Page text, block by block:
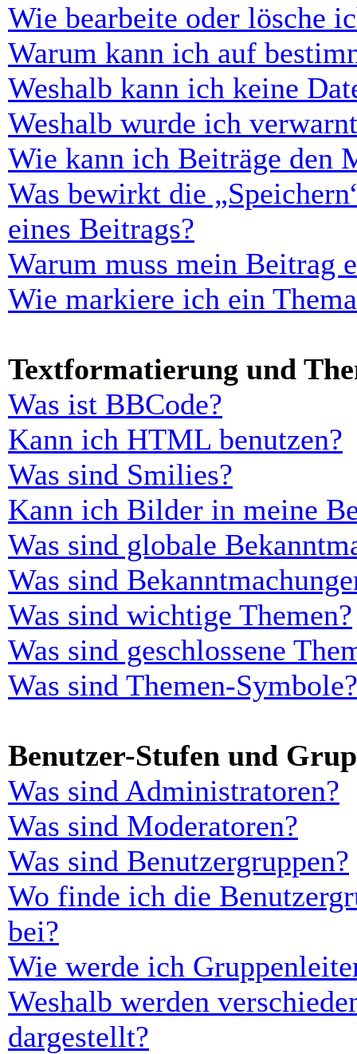
Wie bearbeite oder lösche
Warum kann ich auf
Weshalb kann ich keine
Weshalb wurde ich
Wie kann ich Beiträge den
Was bewirkt die
eines Beitrags?
Warum muss mein Beitrag
Wie markiere ich ein
Textformatierung und
Was ist BBCode?
Kann ich HTML benutzen?
Was sind Smilies?
Kann ich Bilder in meine
Was sind globale
Was sind
Was sind wichtige Themen?
Was sind geschlossene
Was sind Themen-Symbole?
Benutzer-Stufen und
Was sind Administratoren?
Was sind Moderatoren?
Was sind Benutzergruppen?
Wo finde ich die
bei?
Wie werde ich
Weshalb werden
dargestellt?